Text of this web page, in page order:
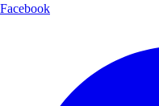
Facebook